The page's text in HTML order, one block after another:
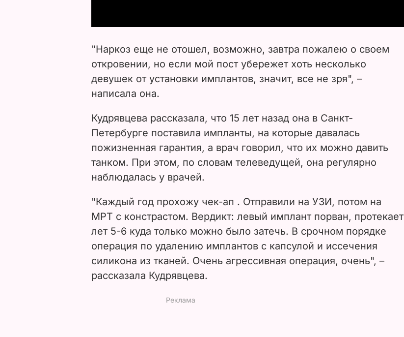
i
d
o
"Наркоз еще не отошел, возможно, завтра пожалею о своем
откровении, но если мой пост убережет хоть несколько
девушек от установки имплантов, значит, все не зря", –
написала она.
Кудрявцева рассказала, что 15 лет назад она в Санкт-
Петербурге поставила импланты, на которые давалась
пожизненная гарантия, а врач говорил, что их можно давить
танком. При этом, по словам телеведущей, она регулярно
наблюдалась у врачей.
"Каждый год прохожу чек-ап . Отправили на УЗИ, потом на
МРТ с констрастом. Вердикт: левый имплант порван, протекает
лет 5-6 куда только можно было затечь. В срочном порядке
операция по удалению имплантов с капсулой и иссечения
силикона из тканей. Очень агрессивная операция, очень", –
рассказала Кудрявцева.